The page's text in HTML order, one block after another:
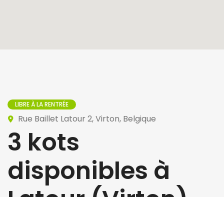
LIBRE À LA RENTRÉE
Rue Baillet Latour 2, Virton, Belgique
3 kots
disponibles à